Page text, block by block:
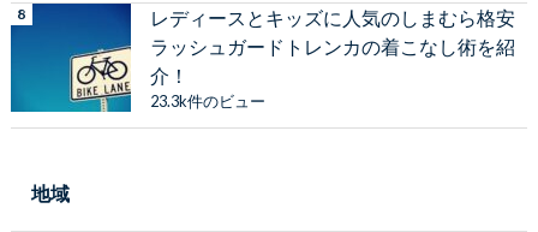
レディースとキッズに人気のしまむら格安
ラッシュガードトレンカの着こなし術を紹
介！
23.3k件のビュー
地域